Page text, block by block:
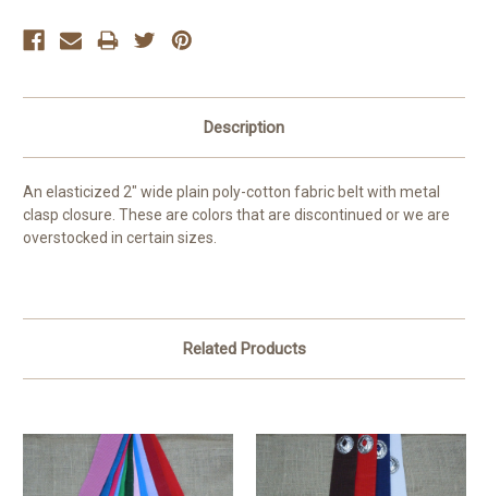
Description
An elasticized 2" wide plain poly-cotton fabric belt with metal
clasp closure. These are colors that are discontinued or we are
overstocked in certain sizes.
Related Products